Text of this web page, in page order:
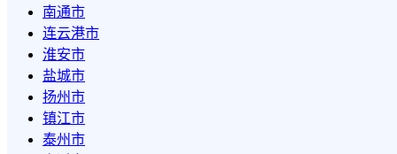
南通市
连云港市
淮安市
盐城市
扬州市
镇江市
泰州市